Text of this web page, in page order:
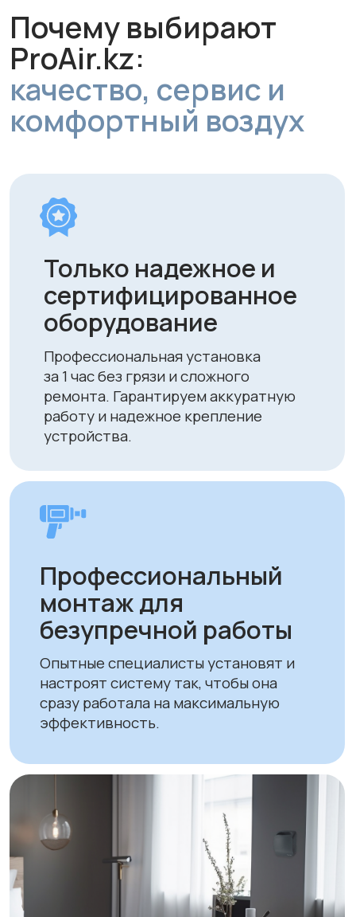
Персональный
подбор решения под
ваше помещение
Учитываем площадь, тип и
особенности вашего пространства,
чтобы обеспечить оптимальную
вентиляцию.
Энергоэффективные технологии
снижают расходы на поддержание
комфортного климата.
Экономия на
отоплении и
кондиционировании